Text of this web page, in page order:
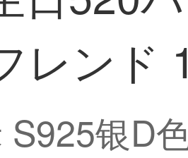
レンド
S925银D